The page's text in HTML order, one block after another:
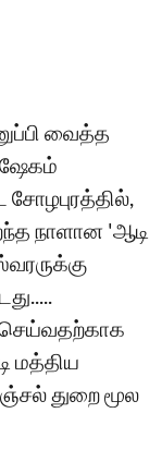
வைத்த
நாளான 'ஆடி
செய்வதற்காக
மத்திய
துறை மூல